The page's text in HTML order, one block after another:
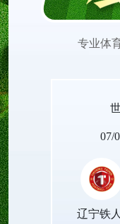
每一次观赛
暖的印记！
专业体
07/
辽宁铁人